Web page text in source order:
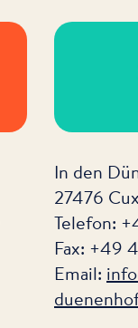
In den
27476
Telefon:
Fax: +49
Email: info
duenenhof